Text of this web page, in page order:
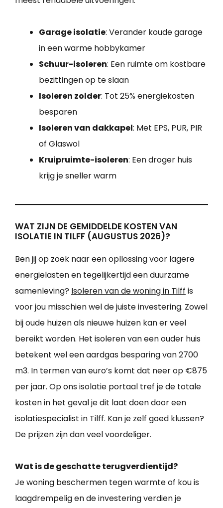
Garage isolatie: Verander koude garage
in een warme hobbykamer
Schuur-isoleren: Een ruimte om kostbare
bezittingen op te slaan
Isoleren zolder: Tot 25% energiekosten
besparen
Isoleren van dakkapel: Met EPS, PUR, PIR
of Glaswol
Kruipruimte-isoleren: Een droger huis
krijg je sneller warm
WAT ZIJN DE GEMIDDELDE KOSTEN VAN
ISOLATIE IN TILFF (AUGUSTUS 2026)?
Ben jij op zoek naar een opllossing voor lagere
energielasten en tegelijkertijd een duurzame
samenleving? Isoleren van de woning in Tilff is
voor jou misschien wel de juiste investering. Zowel
bij oude huizen als nieuwe huizen kan er veel
bereikt worden. Het isoleren van een ouder huis
betekent wel een aardgas besparing van 2700
m3. In termen van euro’s komt dat neer op €875
per jaar. Op ons isolatie portaal tref je de totale
kosten in het geval je dit laat doen door een
isolatiespecialist in Tilff. Kan je zelf goed klussen?
De prijzen zijn dan veel voordeliger.
Wat is de geschatte terugverdientijd?
Je woning beschermen tegen warmte of kou is
laagdrempelig en de investering verdien je